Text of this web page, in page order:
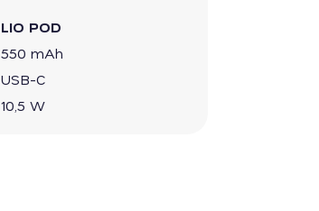
LIO POD
550 mAh
USB-C
10,5 W